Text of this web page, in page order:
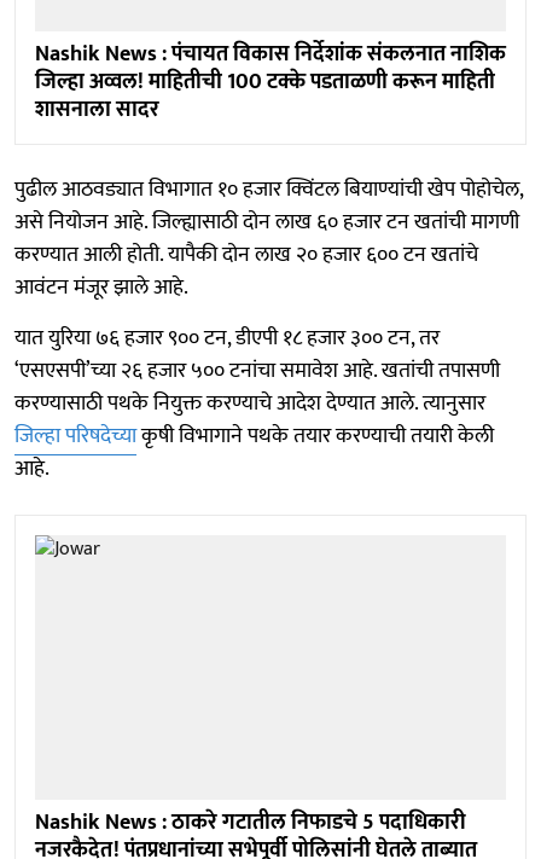
Nashik News : पंचायत विकास निर्देशांक संकलनात नाशिक
जिल्हा अव्वल! माहितीची 100 टक्के पडताळणी करून माहिती
शासनाला सादर
पुढील आठवड्यात विभागात १० हजार क्विंटल बियाण्यांची खेप पोहोचेल,
असे नियोजन आहे. जिल्ह्यासाठी दोन लाख ६० हजार टन खतांची मागणी
करण्यात आली होती. यापैकी दोन लाख २० हजार ६०० टन खतांचे
आवंटन मंजूर झाले आहे.
यात युरिया ७६ हजार ९०० टन, डीएपी १८ हजार ३०० टन, तर
‘एसएसपी’च्या २६ हजार ५०० टनांचा समावेश आहे. खतांची तपासणी
करण्यासाठी पथके नियुक्त करण्याचे आदेश देण्यात आले. त्यानुसार
जिल्हा परिषदेच्याकृषी विभागाने पथके तयार करण्याची तयारी केली
आहे.
Nashik News : ठाकरे गटातील निफाडचे 5 पदाधिकारी
नजरकैदेत! पंतप्रधानांच्या सभेपूर्वी पोलिसांनी घेतले ताब्यात